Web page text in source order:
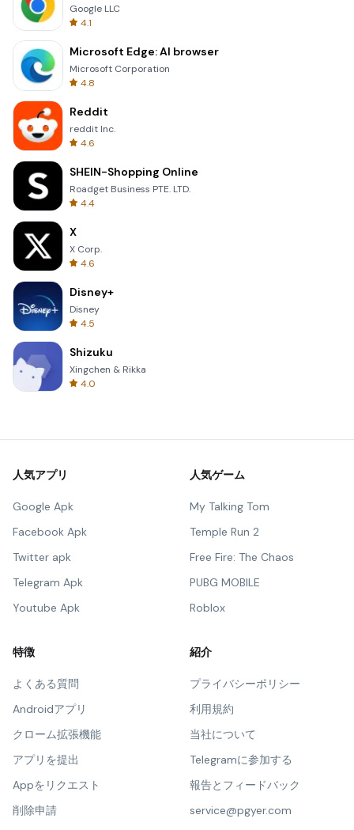
Google LLC
4.1
Microsoft Edge: AI browser
Microsoft Corporation
4.8
Reddit
reddit Inc.
4.6
SHEIN-Shopping Online
Roadget Business PTE. LTD.
4.4
X
X Corp.
4.6
Disney+
Disney
4.5
Shizuku
Xingchen & Rikka
4.0
人気アプリ
Google Apk
Facebook Apk
Twitter apk
Telegram Apk
Youtube Apk
人気ゲーム
My Talking Tom
Temple Run 2
Free Fire: The Chaos
PUBG MOBILE
Roblox
特徴
よくある質問
Androidアプリ
クローム拡張機能
アプリを提出
Appをリクエスト
削除申請
紹介
プライバシーポリシー
利用規約
当社について
Telegramに参加する
報告とフィードバック
service@pgyer.com